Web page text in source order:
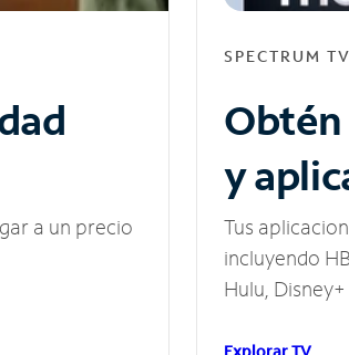
a un precio
SPECTRUM
y
Tus
incluyendo
Hulu,